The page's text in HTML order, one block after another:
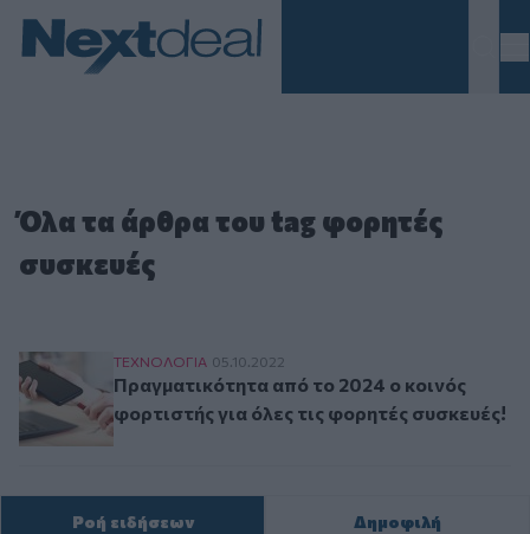
Όλα τα άρθρα του tag φορητές
συσκευές
Πραγματικότητα από το 2024 ο κοινός
ΤΕΧΝΟΛΟΓΙΑ 05.10.2022
Πραγματικότητα από το 2024 ο κοινός
φορτιστής για όλες τις φορητές συσκευές!
Ροή ειδήσεων Δημοφιλή